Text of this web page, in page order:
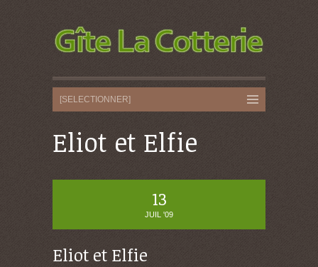
Eliot et Elfie
13
JUIL '09
Eliot et Elfie